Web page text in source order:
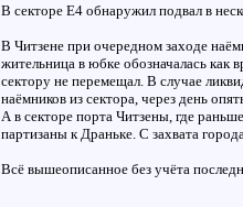
В секторе Е4 обнаружил подвал в
В Читзене при очередном заходе
жительница в юбке обозначалась как
сектору не перемещал. В случае
наёмников из сектора, через день
А в секторе порта Читзены, где
партизаны к Драньке. С захвата
Всё вышеописанное без учёта